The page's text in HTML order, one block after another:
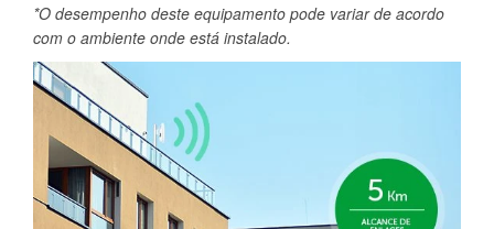
*O desempenho deste equipamento pode variar de acordo
com o ambiente onde está instalado.